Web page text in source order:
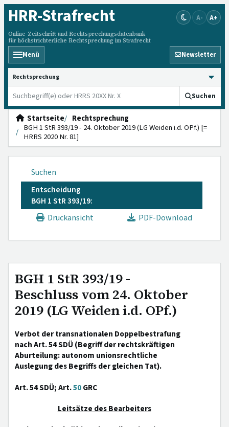
HRR-Strafrecht
Online-Zeitschrift und Rechtsprechungsdatenbank
für höchstrichterliche Rechtsprechung im Strafrecht
A- A+
Menü Newsletter
HRRS durchsuchen
Suchen
Startseite
Rechtsprechung
BGH 1 StR 393/19 - 24. Oktober 2019 (LG Weiden i.d. OPf.) [=
HRRS 2020 Nr. 81]
Suchen
Entscheidung
BGH 1 StR 393/19:
Druckansicht
PDF-Download
BGH 1 StR 393/19 -
Beschluss vom 24. Oktober
2019 (LG Weiden i.d. OPf.)
Verbot der transnationalen Doppelbestrafung
nach Art. 54 SDÜ (Begriff der rechtskräftigen
Aburteilung: autonom unionsrechtliche
Auslegung des Begriffs der gleichen Tat).
Art. 54 SDÜ; Art.50GRC
Leitsätze des Bearbeiters